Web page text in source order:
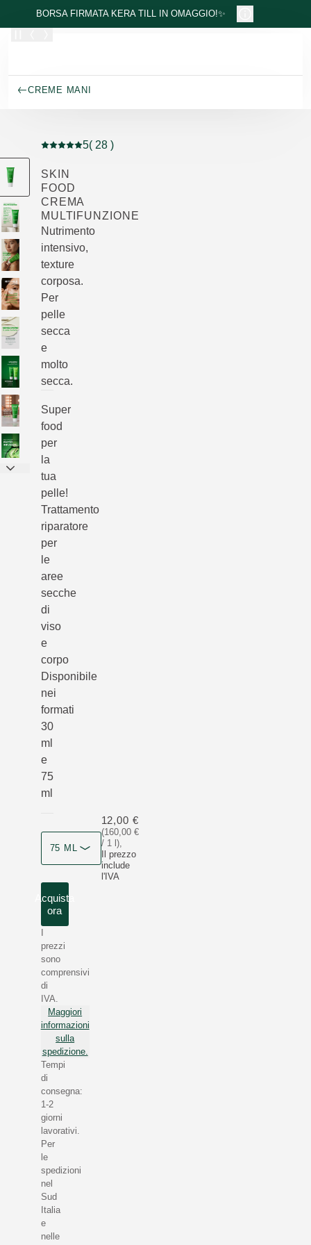
Passa al contenuto principale
BORSA FIRMATA KERA TILL IN OMAGGIO!✨
CREME MANI
Valutazione attuale: 5 su 5 stelle recensito da 28
5( 28 )
SKIN
FOOD
CREMA
MULTIFUNZIONE
Nutrimento
intensivo,
texture
corposa.
Per
pelle
secca
e
molto
secca.
Super
food
per
la
tua
pelle!
Trattamento
riparatore
per
le
aree
secche
di
viso
e
corpo
Disponibile
nei
formati
30
ml
e
75
ml
75 ML
(160,00 €
/ 1 l),
Il prezzo
include
l'IVA
12,00 €
Acquista
ora
prezzi
sono
comprensivi
di
IVA.
Maggiori
informazioni
sulla
spedizione.
Tempi
di
consegna:
1-2
giorni
lavorativi.
Per
le
spedizioni
nel
Sud
Italia
e
nelle